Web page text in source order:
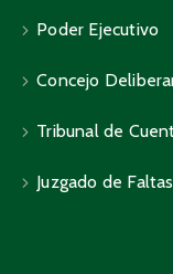
Poder Ejecutivo
Concejo
Tribunal de
Juzgado de Faltas